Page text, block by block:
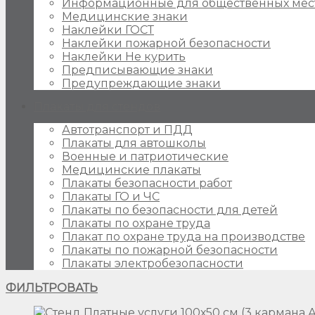
Информационные для общественных
Медицинские знаки
Наклейки ГОСТ
Наклейки пожарной безопасности
Наклейки Не курить
Предписывающие знаки
Предупреждающие знаки
Автотранспорт и ПДД
Плакаты для автошколы
Военные и патриотические
Медицинские плакаты
Плакаты безопасности работ
Плакаты ГО и ЧС
Плакаты по безопасности для детей
Плакаты по охране труда
Плакат по охране труда на производстве
Плакаты по пожарной безопасности
Плакаты электробезопасности
ФИЛЬТРОВАТЬ